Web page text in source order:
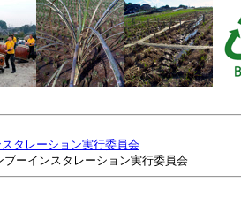
タレーション実行委員会
ブーインスタレーション実行委員会